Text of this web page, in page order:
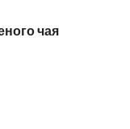
чая